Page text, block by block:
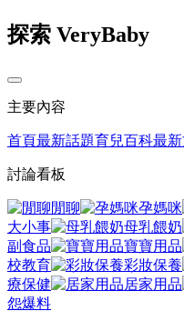
探索 VeryBaby
主要內容
首頁最新話題育兒百科最
討論看板
閒聊 孕媽咪
大小事
母乳餵奶
副食品
寶寶用品
校教育
彩妝保養
療保健
居家用品
怨爆料